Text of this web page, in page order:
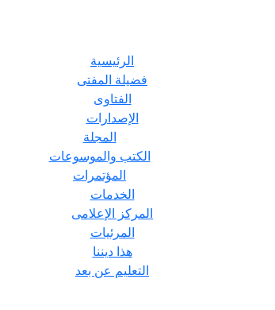
الرئيسية
فضيلة المفتى
الفتاوى
الإصدارات
المجلة
الكتب والموسوعات
المؤتمرات
الخدمات
المركز الإعلامى
المرئيات
هذا ديننا
التعليم عن بعد